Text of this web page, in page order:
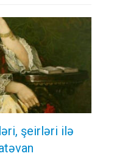
şeirləri ilə